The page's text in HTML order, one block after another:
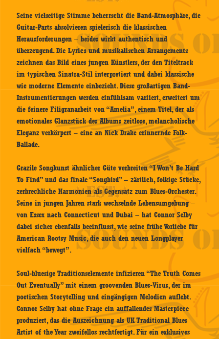
Seine vielseitige Stimme beherrscht die Band-Atmosphäre, die
Guitar-Parts absolvieren spielerisch die klassischen
Herausforderungen – beides wirkt authentisch und
überzeugend. Die Lyrics und musikalischen Arrangements
zeichnen das Bild eines jungen Künstlers, der den Titeltrack
im typischen Sinatra-Stil interpretiert und dabei klassische
wie moderne Elemente einbezieht. Diese großartigen Band-
Instrumentierungen werden einfühlsam variiert, erweitert um
die feinere Filigranarbeit von “Amelia”, einem Titel, der als
emotionales Glanzstück des Albums zeitlose, melancholische
Eleganz verkörpert – eine an Nick Drake erinnernde Folk-
Ballade.
Grazile Songkunst ähnlicher Güte verbreiten “I Won’t Be Hard
To Find” und das finale “Songbird” – zärtlich, folkige Stücke,
zerbrechliche Harmonien als Gegensatz zum Blues-Orchester.
Seine in jungen Jahren stark wechselnde Lebensumgebung –
von Essex nach Connecticut und Dubai – hat Connor Selby
dabei sicher ebenfalls beeinflusst, wie seine frühe Vorliebe für
American Rootsy Music, die auch den neuen Longplayer
vielfach “bewegt”.
Soul-bluesige Traditionselemente infizieren “The Truth Comes
Out Eventually” mit einem groovenden Blues-Virus, der im
poetischen Storytelling und eingängigen Melodien auflebt.
Connor Selby hat ohne Frage ein auffallendes Masterpiece
produziert, das die Auszeichnung als UK Traditional Blues
Artist of the Year zweifellos rechtfertigt. Für ein exklusives